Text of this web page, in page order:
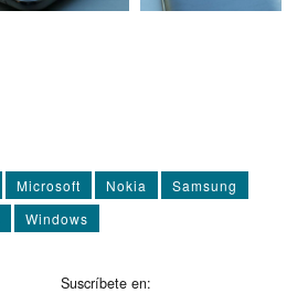
Microsoft Nokia
Samsung
Windows
Suscríbete en: